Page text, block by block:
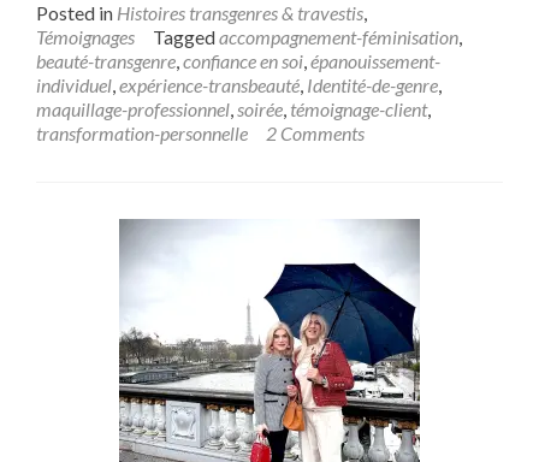
Posted in Histoires transgenres & travestis,
Témoignages
Taggedaccompagnement-féminisation,
beauté-transgenre,confiance en soi,épanouissement-
individuel,expérience-transbeauté, Identité-de-genre,
maquillage-professionnel,soirée, témoignage-client,
transformation-personnelle
2 Comments